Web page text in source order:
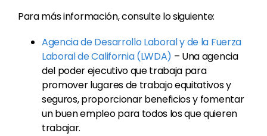
Para más información, consulte lo siguiente:
Agencia de Desarrollo Laboral y de la Fuerza
Laboral de California (LWDA) – Una agencia
del poder ejecutivo que trabaja para
promover lugares de trabajo equitativos y
seguros, proporcionar beneficios y fomentar
un buen empleo para todos los que quieren
trabajar.